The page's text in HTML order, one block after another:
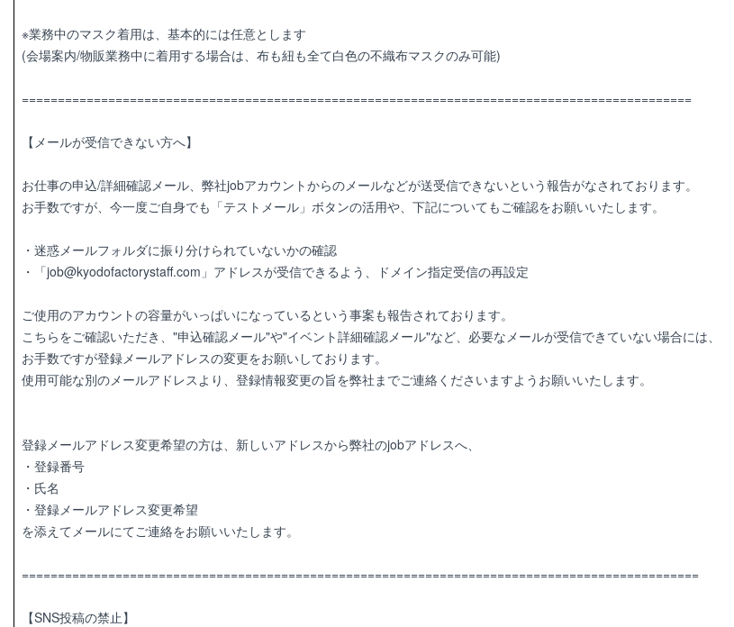
※業務中のマスク着用は、基本的には任意とします
(会場案内/物販業務中に着用する場合は、布も紐も全て白色の不織布マスクのみ可能)
=============================================================================================
【メールが受信できない方へ】
お仕事の申込/詳細確認メール、弊社jobアカウントからのメールなどが送受信できないという報告がなされております。
お手数ですが、今一度ご自身でも「テストメール」ボタンの活用や、下記についてもご確認をお願いいたします。
・迷惑メールフォルダに振り分けられていないかの確認
・「job@kyodofactorystaff.com」アドレスが受信できるよう、ドメイン指定受信の再設定
ご使用のアカウントの容量がいっぱいになっているという事案も報告されております。
こちらをご確認いただき、"申込確認メール"や"イベント詳細確認メール"など、必要なメールが受信できていない場合には、
お手数ですが登録メールアドレスの変更をお願いしております。
使用可能な別のメールアドレスより、登録情報変更の旨を弊社までご連絡くださいますようお願いいたします。
登録メールアドレス変更希望の方は、新しいアドレスから弊社のjobアドレスへ、
・登録番号
・氏名
・登録メールアドレス変更希望
を添えてメールにてご連絡をお願いいたします。
==============================================================================================
【SNS投稿の禁止】